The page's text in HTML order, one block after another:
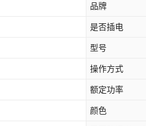
品牌
是否插电
型号
操作方式
额定功率
颜色